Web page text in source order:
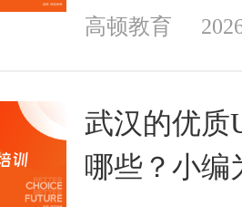
高顿教育
武汉的优质
哪些？小编